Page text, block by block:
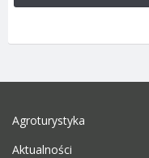
Agroturystyka
Aktualności